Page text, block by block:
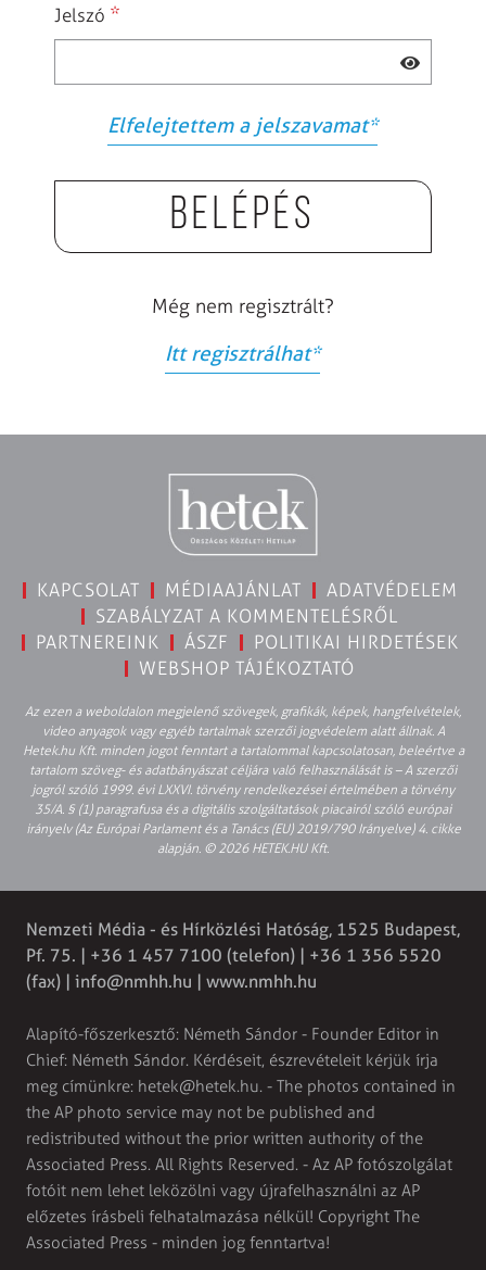
Jelszó *
Elfelejtettem a jelszavamat*
Belépés
Még nem regisztrált?
Itt regisztrálhat*
KAPCSOLAT MÉDIAAJÁNLAT
ADATVÉDELEM
SZABÁLYZAT A KOMMENTELÉSRŐL
PARTNEREINK
ÁSZF
POLITIKAI HIRDETÉSEK
WEBSHOP TÁJÉKOZTATÓ
Az ezen a weboldalon megjelenő szövegek, grafikák, képek, hangfelvételek,
video anyagok vagy egyéb tartalmak szerzői jogvédelem alatt állnak. A
Hetek.hu Kft. minden jogot fenntart a tartalommal kapcsolatosan, beleértve a
tartalom szöveg- és adatbányászat céljára való felhasználását is – A szerzői
jogról szóló 1999. évi LXXVI. törvény rendelkezései értelmében a törvény
35/A. § (1) paragrafusa és a digitális szolgáltatások piacairól szóló európai
irányelv (Az Európai Parlament és a Tanács (EU) 2019/790 Irányelve) 4. cikke
alapján. © 2026 HETEK.HU Kft.
Nemzeti Média - és Hírközlési Hatóság, 1525 Budapest,
Pf. 75. | +36 1 457 7100 (telefon) | +36 1 356 5520
(fax) | info@nmhh.hu | www.nmhh.hu
Alapító-főszerkesztő: Németh Sándor - Founder Editor in
Chief: Németh Sándor. Kérdéseit, észrevételeit kérjük írja
meg címünkre: hetek@hetek.hu. - The photos contained in
the AP photo service may not be published and
redistributed without the prior written authority of the
Associated Press. All Rights Reserved. - Az AP fotószolgálat
fotóit nem lehet leközölni vagy újrafelhasználni az AP
előzetes írásbeli felhatalmazása nélkül! Copyright The
Associated Press - minden jog fenntartva!